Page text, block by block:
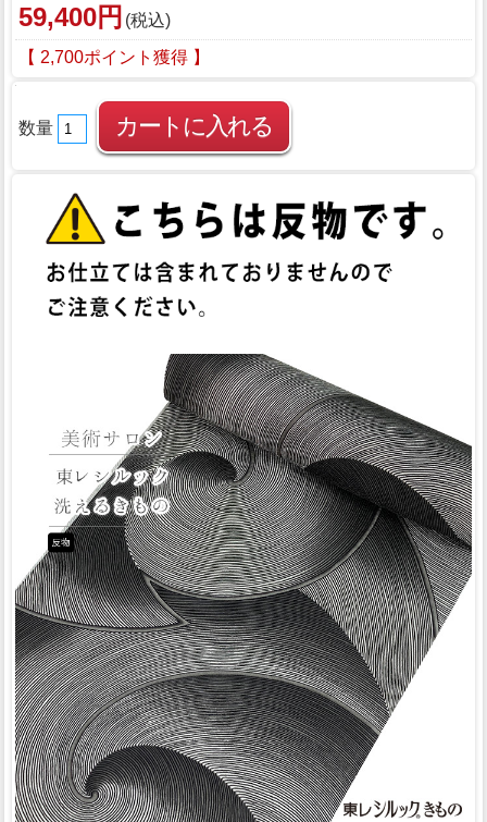
59,400円 (税込)
【 2,700ポイント獲得 】
数量